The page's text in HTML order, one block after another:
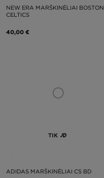
NEW ERA MARŠKINĖLIAI BOSTON
CELTICS
40,00 €
TIK
ADIDAS MARŠKINĖLIAI CS BD